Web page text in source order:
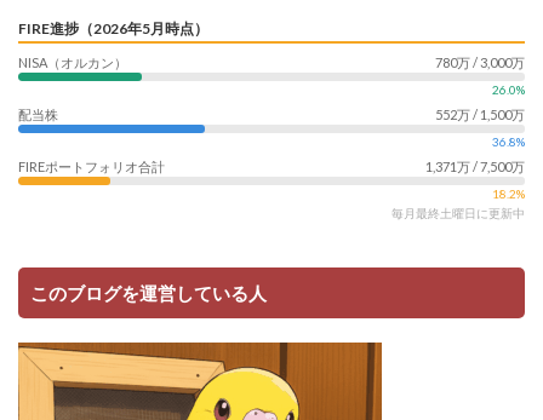
FIRE進捗（2026年5月時点）
NISA（オルカン） 780万 / 3,000万
26.0%
配当株 552万 / 1,500万
36.8%
FIREポートフォリオ合計 1,371万 / 7,500万
18.2%
毎月最終土曜日に更新中
このブログを運営している人